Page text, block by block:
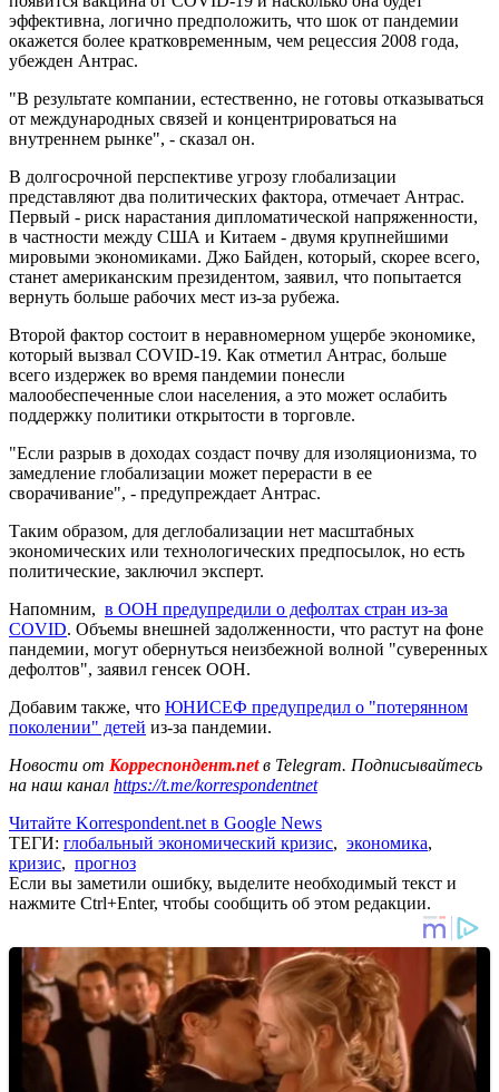
эффективна, логично предположить, что шок от пандемии
окажется более кратковременным, чем рецессия 2008 года,
убежден Антрас.
"В результате компании, естественно, не готовы отказываться
от международных связей и концентрироваться на
внутреннем рынке", - cказал он.
В долгосрочной перспективе угрозу глобализации
представляют два политических фактора, отмечает Антрас.
Первый - риск нарастания дипломатической напряженности,
в частности между США и Китаем - двумя крупнейшими
мировыми экономиками. Джо Байден, который, скорее всего,
станет американским президентом, заявил, что попытается
вернуть больше рабочих мест из-за рубежа.
Второй фактор состоит в неравномерном ущербе экономике,
который вызвал COVID-19. Как отметил Антрас, больше
всего издержек во время пандемии понесли
малообеспеченные слои населения, а это может ослабить
поддержку политики открытости в торговле.
"Если разрыв в доходах создаст почву для изоляционизма, то
замедление глобализации может перерасти в ее
сворачивание", - предупреждает Антрас.
Таким образом, для деглобализации нет масштабных
экономических или технологических предпосылок, но есть
политические, заключил эксперт.
Напомним, в ООН предупредили о дефолтах стран из-за
COVID. Объемы внешней задолженности, что растут на фоне
пандемии, могут обернуться неизбежной волной "суверенных
дефолтов", заявил генсек ООН.
Добавим также, что ЮНИСЕФ предупредил о "потерянном
поколении" детей из-за пандемии.
Новости от Корреспондент.netв Telegram. Подписывайтесь
на наш канал https://t.me/korrespondentnet
Читайте Korrespondent.net в Google News
ТЕГИ: глобальный экономический кризис, экономика,
кризис, прогноз
Если вы заметили ошибку, выделите необходимый текст и
нажмите Ctrl+Enter, чтобы сообщить об этом редакции.